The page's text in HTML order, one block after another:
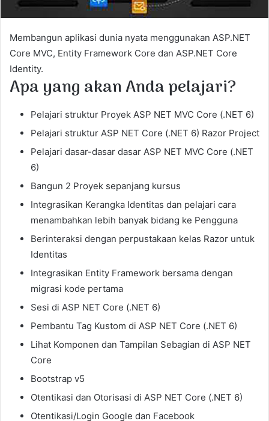
Membangun aplikasi dunia nyata menggunakan ASP.NET
Core MVC, Entity Framework Core dan ASP.NET Core
Identity.
Apa yang akan Anda pelajari?
Pelajari struktur Proyek ASP NET MVC Core (.NET 6)
Pelajari struktur ASP NET Core (.NET 6) Razor Project
Pelajari dasar-dasar dasar ASP NET MVC Core (.NET
6)
Bangun 2 Proyek sepanjang kursus
Integrasikan Kerangka Identitas dan pelajari cara
menambahkan lebih banyak bidang ke Pengguna
Berinteraksi dengan perpustakaan kelas Razor untuk
Identitas
Integrasikan Entity Framework bersama dengan
migrasi kode pertama
Sesi di ASP NET Core (.NET 6)
Pembantu Tag Kustom di ASP NET Core (.NET 6)
Lihat Komponen dan Tampilan Sebagian di ASP NET
Core
Bootstrap v5
Otentikasi dan Otorisasi di ASP NET Core (.NET 6)
Otentikasi/Login Google dan Facebook